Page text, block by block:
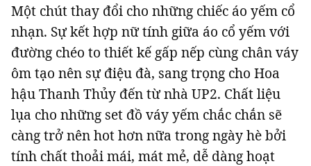
Một chút thay đổi cho những chiếc áo yếm cổ
nhạn. Sự kết hợp nữ tính giữa áo cổ yếm với
đường chéo to thiết kế gấp nếp cùng chân váy
ôm tạo nên sự điệu đà, sang trọng cho Hoa
hậu Thanh Thủy đến từ nhà UP2. Chất liệu
lụa cho những set đồ váy yếm chắc chắn sẽ
càng trở nên hot hơn nữa trong ngày hè bởi
tính chất thoải mái, mát mẻ, dễ dàng hoạt